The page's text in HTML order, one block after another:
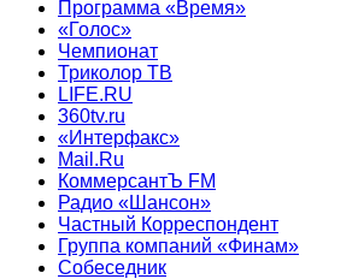
Программа «Время»
«Голос»
Чемпионат
Триколор ТВ
LIFE.RU
360tv.ru
«Интерфакс»
Mail.Ru
КоммерсантЪ FM
Радио «Шансон»
Частный Корреспондент
Группа компаний «Финам»
Собеседник